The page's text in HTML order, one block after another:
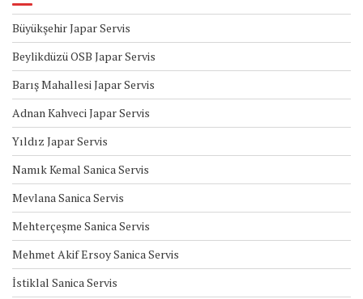
Büyükşehir Japar Servis
Beylikdüzü OSB Japar Servis
Barış Mahallesi Japar Servis
Adnan Kahveci Japar Servis
Yıldız Japar Servis
Namık Kemal Sanica Servis
Mevlana Sanica Servis
Mehterçeşme Sanica Servis
Mehmet Akif Ersoy Sanica Servis
İstiklal Sanica Servis